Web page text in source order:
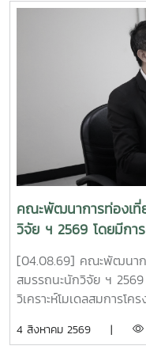
จัดขึ้นระหว่างวันที่ 4–5
บอลรูม (ABC) โรงแรม
ลาดพร้าว กรุงเทพมหา
จัดการทุนด้านการพัฒน
กำกับของ สำนักงานเร่ง
สามารถการแข่งขันและ
แพร่ แลกเปลี่ยนองค์คว
และนวัตกรรมที่พร้อมใ
เทคโนโลยีที่เหมาะสม
ชุมชน ขับเคลื่อนเศรษฐ
เรื่อง "การยกระดับรายไ
นวัตกรรมชุดอุปกรณ์ควบคุ
เรือนขนาดเล็กแบบกึ่งอัต
พงษ์ ฉั่วตระกูล หัวหน้าโค
ผศ.เพ็ญวรัตน์ พันธ์ภัทรชั
มหาวิทยาลัยเทคโนโลยีร
โดย ดร.วุฒิพงษ์ ฉั่วตระกู
คณะพัฒนาการท่องเ
วิจัย ฯ 2569 โดยมีกา
วิเคราะห์โมเดลสมกา
ในงานวิจัย
[04.08.69] คณะพัฒนา
สมรรถนะนักวิจัย ฯ
วิเคราะห์โมเดลสมการโค
อำนวยการบัณฑิตวิทยาลัย
4 สิงหาคม 2569 |